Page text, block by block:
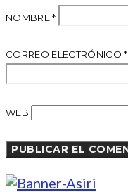
NOMBRE*
CORREO ELECTRÓNICO*
WEB